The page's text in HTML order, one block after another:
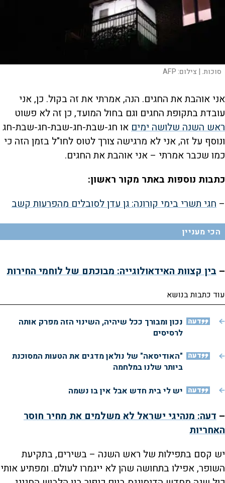
סוכות. | צילום:AFP
אני אוהבת את החגים. הנה, אמרתי את זה בקול. כן, אני
עובדת בתקופת החגים וגם בחול המועד, כן זה לא פשוט
ראש השנה שלושה ימיםאו חג-שבת-חג-שבת-חג-שבת-חג
ונוסף על זה, אני לא מרגישה צורך לטוס לחו"ל בזמן הזה כי
כמו שכבר אמרתי – אני אוהבת את החגים.
כתבות נוספות באתר מקור ראשון:
– חגי תשרי בימי קורונה: גן עדן לסובלים מהפרעות קשב
הכי מעניין
– בין קצוות האידאולוגייה: מבוכתם של לוחמי החירות
עוד כתבות בנושא
דעה נכון ומבורך ככל שיהיה, השינוי הזה מפרק אותה
לרסיסים
דעה "האודיסאה" של נולאן מדגים את הטעות המסוכנת
ביותר שלנו במלחמה
דעה יש לי בית חדש אבל אין בו נשמה
– דעה: מנהיגי ישראל לא משלמים את מחיר חוסר
האחריות
יש קסם בתפילות של ראש השנה – בשירים, בתקיעת
השופר, אפילו בתחושה שהן לא ייגמרו לעולם. ומפתיע אותי